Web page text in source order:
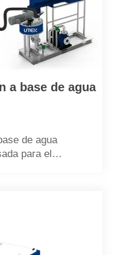
a base de agua
de agua
para el